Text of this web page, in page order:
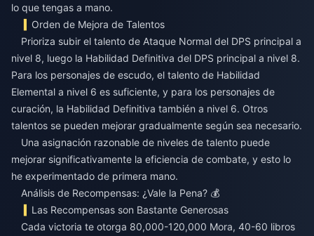
lo que tengas a mano.
Orden de Mejora de Talentos
Prioriza subir el talento de Ataque Normal del DPS principal a
nivel 8, luego la Habilidad Definitiva del DPS principal a nivel 8.
Para los personajes de escudo, el talento de Habilidad
Elemental a nivel 6 es suficiente, y para los personajes de
curación, la Habilidad Definitiva también a nivel 6. Otros
talentos se pueden mejorar gradualmente según sea necesario.
Una asignación razonable de niveles de talento puede
mejorar significativamente la eficiencia de combate, y esto lo
he experimentado de primera mano.
Análisis de Recompensas: ¿Vale la Pena? 💰
Las Recompensas son Bastante Generosas
Cada victoria te otorga 80,000-120,000 Mora, 40-60 libros